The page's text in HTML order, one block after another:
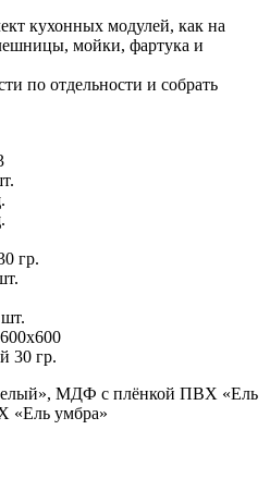
кухонных модулей, как на
мойки, фартука и
по отдельности и собрать
гр.
30 гр.
МДФ с плёнкой ПВХ «Ель
«Ель умбра»